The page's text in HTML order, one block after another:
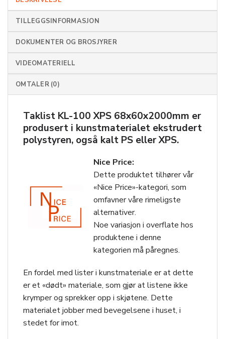
TILLEGGSINFORMASJON
DOKUMENTER OG BROSJYRER
VIDEOMATERIELL
OMTALER (0)
Taklist KL-100 XPS 68x60x2000mm er
produsert i kunstmaterialet ekstrudert
polystyren, også kalt PS eller XPS.
Nice Price:
Dette produktet tilhører vår
«Nice Price»-kategori, som
omfavner våre rimeligste
alternativer.
Noe variasjon i overflate hos
produktene i denne
kategorien må påregnes.
En fordel med lister i kunstmateriale er at dette
er et «dødt» materiale, som gjør at listene ikke
krymper og sprekker opp i skjøtene. Dette
materialet jobber med bevegelsene i huset, i
stedet for imot.